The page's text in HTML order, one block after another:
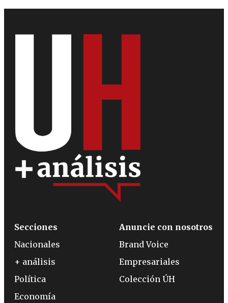
Secciones
Nacionales
+ análisis
Política
Economía
Anuncie con nosotros
Brand Voice
Empresariales
Colección ÚH